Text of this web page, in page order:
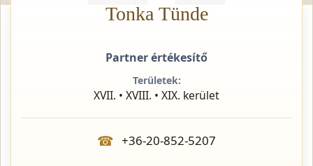
Tonka Tünde
Partner értékesítő
Területek:
XVII. • XVIII. • XIX. kerület
☎ +36-20-852-5207